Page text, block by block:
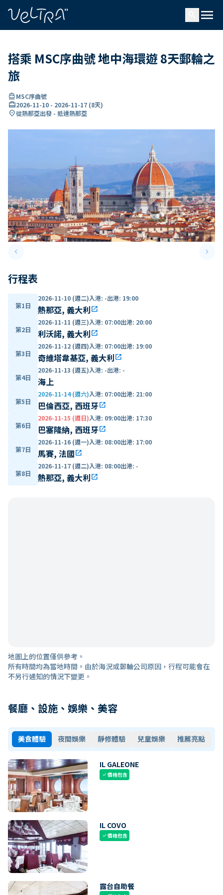
menu
搭乘 MSC序曲號 地中海環遊 8天郵輪之
旅
directions_boatMSC序曲號
card_travel2026-11-10 - 2026-11-17 (8天)
location_on從熱那亞出發 - 抵達熱那亞
keyboard_arrow_leftPrevious slide keyboard_arrow_right
行程表
第1日
2026-11-10 (週二)入港: -出港: 19:00
熱那亞, 義大利open_in_new
第2日
2026-11-11 (週三)入港: 07:00出港: 20:00
利沃諾, 義大利open_in_new
第3日
2026-11-12 (週四)入港: 07:00出港: 19:00
奇維塔韋基亞, 義大利open_in_new
第4日
2026-11-13 (週五)入港: -出港: -
海上
第5日
2026-11-14 (週六)入港: 07:00出港: 21:00
巴倫西亞, 西班牙open_in_new
第6日
2026-11-15 (週日)入港: 09:00出港: 17:30
巴塞隆納, 西班牙open_in_new
第7日
2026-11-16 (週一)入港: 08:00出港: 17:00
馬賽, 法國open_in_new
第8日
2026-11-17 (週二)入港: 08:00出港: -
熱那亞, 義大利open_in_new
地圖上的位置僅供參考。
所有時間均為當地時間。由於海況或郵輪公司原因，行程可能會在
不另行通知的情況下變更。
餐廳、設施、娛樂、美容
美食體驗 夜間娛樂 靜修體驗 兒童娛樂 推薦亮點
IL GALEONE
check價格包含
IL COVO
check價格包含
露台自助餐